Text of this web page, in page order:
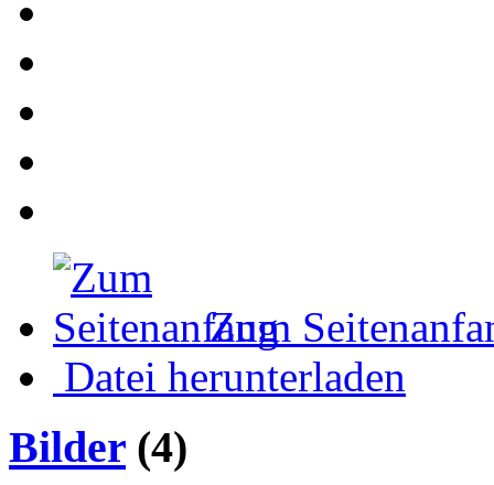
Zum
Datei herunterladen
Bilder (4)